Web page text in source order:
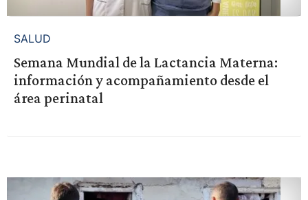
SALUD
Semana Mundial de la Lactancia Materna:
información y acompañamiento desde el
área perinatal